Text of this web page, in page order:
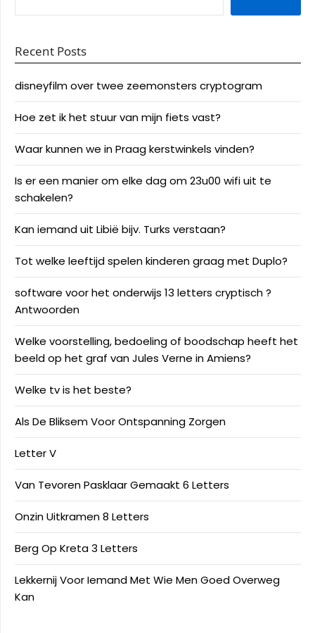
Recent Posts
disneyfilm over twee zeemonsters cryptogram
Hoe zet ik het stuur van mijn fiets vast?
Waar kunnen we in Praag kerstwinkels vinden?
Is er een manier om elke dag om 23u00 wifi uit te
schakelen?
Kan iemand uit Libië bijv. Turks verstaan?
Tot welke leeftijd spelen kinderen graag met Duplo?
software voor het onderwijs 13 letters cryptisch ?
Antwoorden
Welke voorstelling, bedoeling of boodschap heeft het
beeld op het graf van Jules Verne in Amiens?
Welke tv is het beste?
Als De Bliksem Voor Ontspanning Zorgen
Letter V
Van Tevoren Pasklaar Gemaakt 6 Letters
Onzin Uitkramen 8 Letters
Berg Op Kreta 3 Letters
Lekkernij Voor Iemand Met Wie Men Goed Overweg
Kan